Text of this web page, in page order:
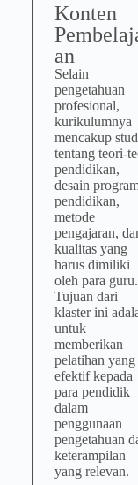
Konten
an
Selain
pengetahuan
profesional,
kurikulumnya
mencakup
tentang teori-
pendidikan,
desain
pendidikan,
metode
pengajaran,
kualitas yang
harus dimiliki
oleh para guru.
Tujuan dari
klaster ini
untuk
memberikan
pelatihan yang
efektif kepada
para pendidik
dalam
penggunaan
pengetahuan
keterampilan
yang relevan.